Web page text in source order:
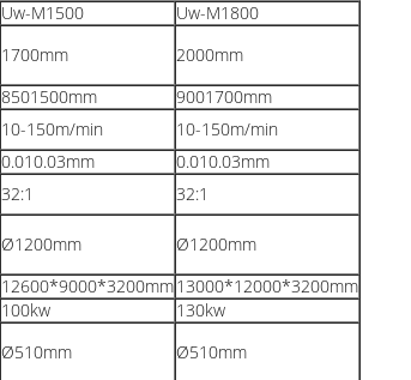
Uw-M1500
Uw-M1800
1700mm 2000mm
8501500mm
9001700mm
10-150m/min
10-150m/min
0.010.03mm
0.010.03mm
32:1
32:1
Ø1200mm
Ø1200mm
12600*9000*3200mm13000*12000*3200mm
100kw
130kw
Ø510mm
Ø510mm